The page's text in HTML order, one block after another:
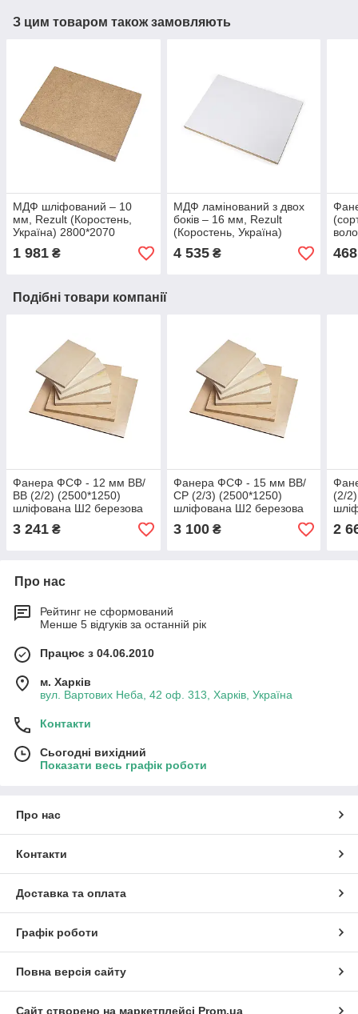
З цим товаром також замовляють
МДФ шліфований ‒ 10
мм, Rezult (Коростень,
Україна) 2800*2070
1 981 ₴
МДФ ламінований з двох
боків ‒ 16 мм, Rezult
(Коростень, Україна)
2800*2070
4 535₴ 468
Подібні товари компанії
Фанера ФСФ - 12 мм ВВ/
ВВ (2/2) (2500*1250)
шліфована Ш2 березова
3 241 ₴
Фанера ФСФ - 15 мм ВВ/
СР (2/3) (2500*1250)
шліфована Ш2 березова
3 100₴
(2/
2
Про нас
Рейтинг не сформований
Менше 5 відгуків за останній рік
Працює з 04.06.2010
м. Харків
вул. Вартових Неба, 42 оф. 313, Харків, Україна
Контакти
Сьогодні вихідний
Показати весь графік роботи
Про нас
Контакти
Доставка та оплата
Графік роботи
Повна версія сайту
Сайт створено на маркетплейсі Prom.ua